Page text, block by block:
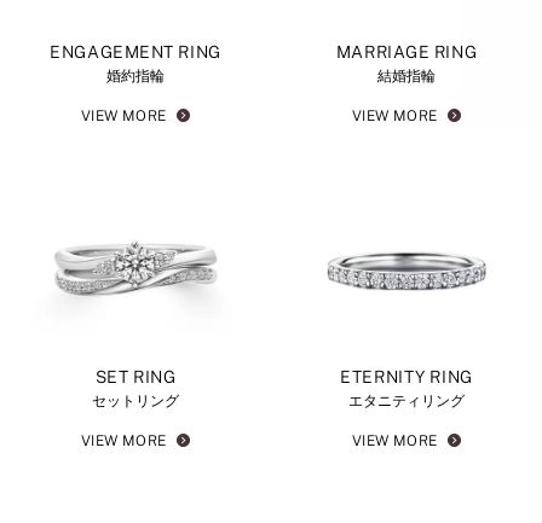
ENGAGEMENT RING
婚約指輪
VIEW MORE
MARRIAGE RING
結婚指輪
VIEW MORE
SET RING
セットリング
VIEW MORE
ETERNITY RING
エタニティリング
VIEW MORE